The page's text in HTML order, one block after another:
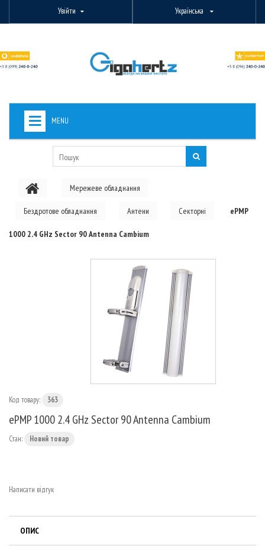
Увійти Українська
MENU
PON ОБЛАДНАННЯ
Мережеве обладнання
Бездротове обладнання Антени Секторні ePMP
1000 2.4 GHz Sector 90 Antenna Cambium
Код товару: 363
ePMP 1000 2.4 GHz Sector 90 Antenna Cambium
Стан: Новий товар
Написати відгук
ОПИС